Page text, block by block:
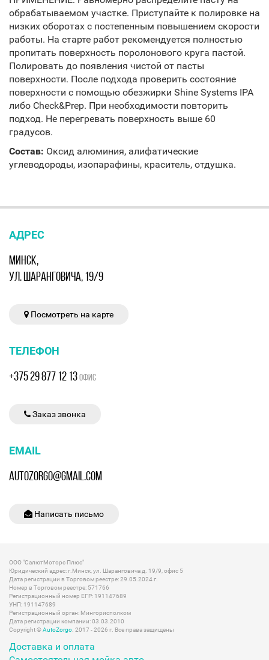
обрабатываемом участке. Приступайте к полировке на
низких оборотах с постепенным повышением скорости
работы. На старте работ рекомендуется полностью
пропитать поверхность поролонового круга пастой.
Полировать до появления чистой от пасты
поверхности. После подхода проверить состояние
поверхности с помощью обезжирки Shine Systems IPA
либо Check&Prep. При необходимости повторить
подход. Не перегревать поверхность выше 60
градусов.
Состав: Оксид алюминия, алифатические
углеводороды, изопарафины, краситель, отдушка.
АДРЕС
МИНСК,
УЛ. ШАРАНГОВИЧА, 19/9
Посмотреть на карте
ТЕЛЕФОН
+375 29 877 12 13ОФИС
Заказ звонка
EMAIL
AUTOZORGO@GMAIL.COM
Написать письмо
ООО "СалютМоторс Плюс"
Юридический адрес: г.Минск, ул. Шаранговича д. 19/9, офис 5
Дата регистрации в Торговом реестре: 29.05.2024 г.
Номер в Торговом реестре: 571766
Регистрационный номер ЕГР: 191147689
УНП: 191147689
Регистрационный орган: Мингорисполком
Дата регистрации компании: 03.03.2010
Copyright ©AutoZorgo . 2017 - 2026 г. Все права защищены
Доставка и оплата